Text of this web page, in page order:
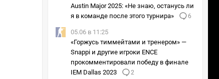
Austin Major 2025: «Не знаю, останусь ли
я в команде после этого турнира»
6
05.06 в 11:25
«Горжусь тиммейтами и тренером» —
Snappi и другие игроки ENCE
прокомментировали победу в финале
IEM Dallas 2023
2